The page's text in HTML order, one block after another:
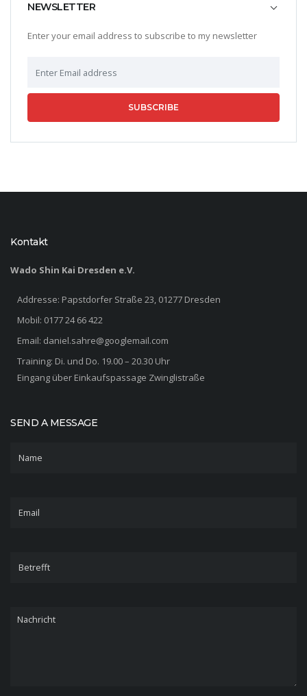
NEWSLETTER
Enter your email address to subscribe to my newsletter
SUBSCRIBE
Kontakt
Wado Shin Kai Dresden e.V.
Addresse: Papstdorfer Straße 23, 01277 Dresden
Mobil: 0177 24 66 422
Email: daniel.sahre@googlemail.com
Training: Di. und Do. 19.00 – 20.30 Uhr
Eingang über Einkaufspassage Zwinglistraße
SEND A MESSAGE